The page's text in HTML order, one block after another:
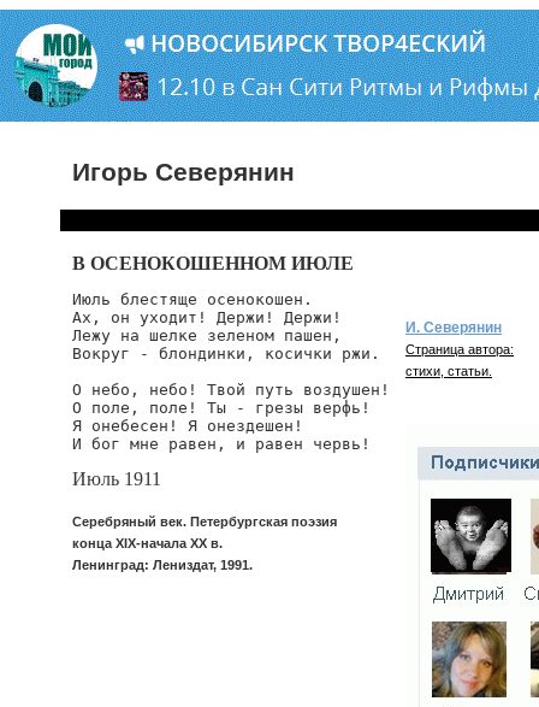
Игорь Северянин
В ОСЕНОКОШЕННОМ ИЮЛЕ
Июль блестяще осенокошен.
Ах, он уходит! Держи! Держи!
Лежу на шелке зеленом пашен,
Вокруг - блондинки, косички ржи.
О небо, небо! Твой путь воздушен!
О поле, поле! Ты - грезы верфь!
Я онебесен! Я онездешен!
И бог мне равен, и равен червь!
Июль 1911
Серебряный век. Петербургская поэзия
конца XIX-начала XX в.
Ленинград: Лениздат, 1991.
И. Северянин
Страница автора:
стихи, статьи.